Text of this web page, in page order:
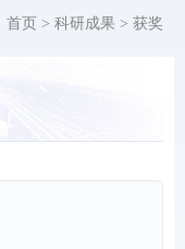
首页 > 科研成果 > 获奖